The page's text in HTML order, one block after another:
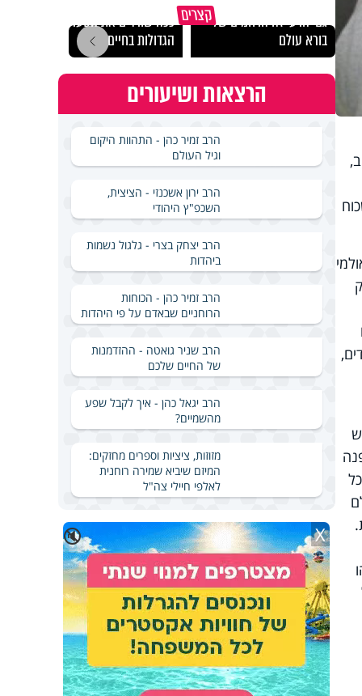
באולמי
קצריםגם ׳הרע׳ זה הרחמים של
בורא עולם
ככה שורדים את הסערות
הגדולות בחיים
הרצאות ושיעורים
הרב זמיר כהן - התהוות היקום
וגיל העולם
הרב ירון אשכנזי - הציצית,
השכפ"ץ היהודי
הרב יצחק בצרי - גלגול נשמות
ביהדות
הרב זמיר כהן - הכוחות
הרוחניים שבאדם על פי היהדות
הרב שניר גואטה - ההזדמנות
של החיים שלכם
הרב יגאל כהן - איך לקבל שפע
מהשמיים?
מזוזות, ציציות וספרים מחזקים:
המיזם שיביא שמירה רוחנית
לאלפי חיילי צה"ל
🔇 X